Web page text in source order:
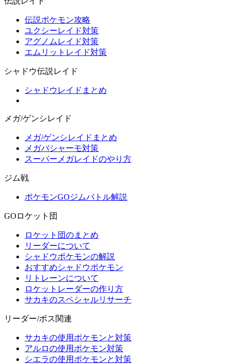
伝説ポケモン攻略
ユクシーレイド対策
アグノムレイド対策
エムリットレイド対策
シャドウ伝説レイド
シャドウレイドまとめ
メガ/ゲンシレイド
メガ/ゲンシレイドまとめ
メガバシャーモ対策
スーパーメガレイドのやり方
ジム戦
ポケモンGOジムバトル解説
GOロケット団
ロケット団のまとめ
リーダーについて
シャドウポケモンの解説
おすすめシャドウポケモン
リトレーンについて
ロケットレーダーの作り方
サカキのスペシャルリサーチ
リーダー/ボス関連
サカキの使用ポケモンと対策
アルロの使用ポケモン対策
シエラの使用ポケモンと対策